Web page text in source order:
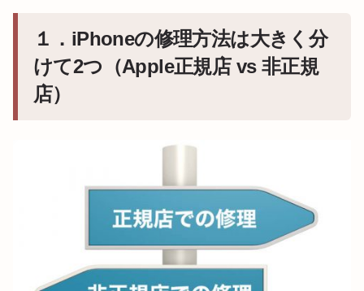
１．iPhoneの修理方法は大きく分
けて2つ（Apple正規店 vs 非正規
店）